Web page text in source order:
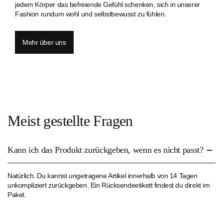
jedem Körper das befreiende Gefühl schenken, sich in unserer
Fashion rundum wohl und selbstbewusst zu fühlen.
Mehr über uns
Meist gestellte Fragen
Kann ich das Produkt zurückgeben, wenn es nicht passt?
Natürlich. Du kannst ungetragene Artikel innerhalb von 14 Tagen
unkompliziert zurückgeben. Ein Rücksendeetikett findest du direkt im
Paket.